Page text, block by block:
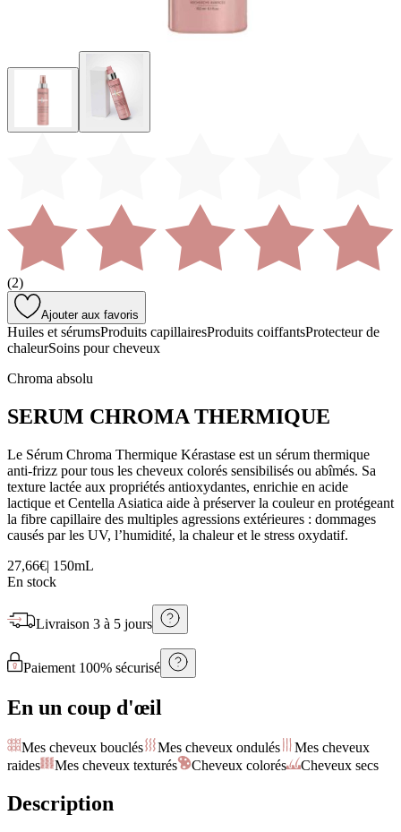
(2)
Ajouter aux favoris
Huiles et sérumsProduits capillairesProduits coiffantsProtecteur de
chaleurSoins pour cheveux
Chroma absolu
SERUM CHROMA THERMIQUE
Le Sérum Chroma Thermique Kérastase est un sérum thermique
anti-frizz pour tous les cheveux colorés sensibilisés ou abîmés. Sa
texture lactée aux propriétés antioxydantes, enrichie en acide
lactique et Centella Asiatica aide à préserver la couleur en protégeant
la fibre capillaire des multiples agressions extérieures : dommages
causés par les UV, l’humidité, la chaleur et le stress oxydatif.
27,66€| 150mL
En stock
Livraison 3 à 5 jours
Paiement 100% sécurisé
En un coup d'œil
Mes cheveux bouclés Mes cheveux ondulés
Mes cheveux
raides
Mes cheveux texturés Cheveux colorés Cheveux secs
Description